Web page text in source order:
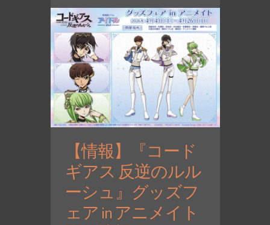
【情報】『コード
ギアス 反逆のルル
ーシュ』グッズフ
ェア in アニメイト